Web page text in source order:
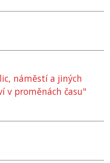
náměstí a jiných
v proměnách času"